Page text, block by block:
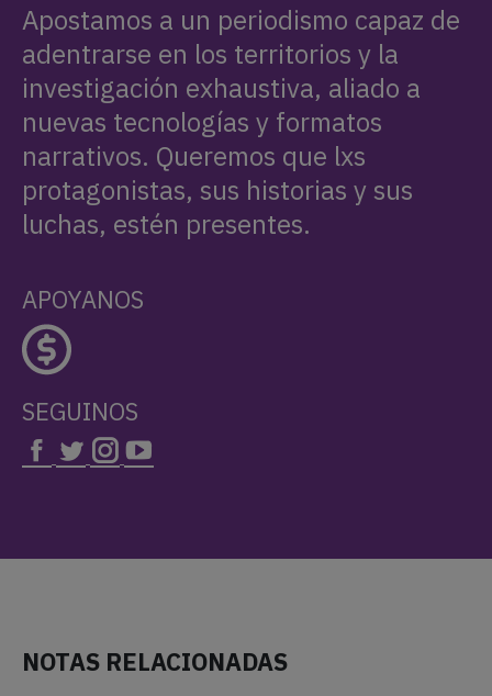
Apostamos a un periodismo capaz de
adentrarse en los territorios y la
investigación exhaustiva, aliado a
nuevas tecnologías y formatos
narrativos. Queremos que lxs
protagonistas, sus historias y sus
luchas, estén presentes.
APOYANOS
SEGUINOS
NOTAS RELACIONADAS